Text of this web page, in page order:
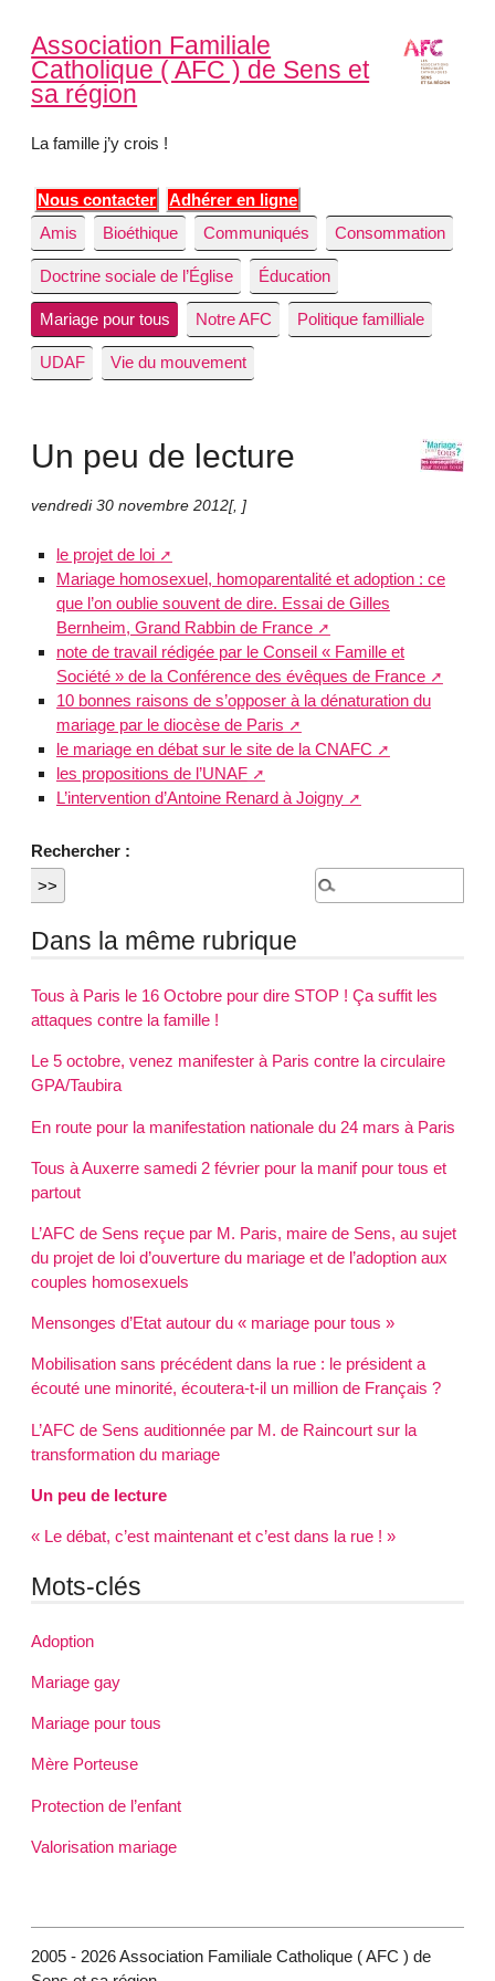
Association Familiale
Catholique ( AFC ) de Sens et
sa région
La famille j’y crois !
Nous contacter
Adhérer en ligne
Amis
Bioéthique Communiqués Consommation
Doctrine sociale de l’Église Éducation
Mariage pour tous Notre AFC Politique familliale
UDAF Vie du mouvement
Un peu de lecture
vendredi 30 novembre 2012[, ]
le projet de loi
Mariage homosexuel, homoparentalité et adoption : ce
que l’on oublie souvent de dire. Essai de Gilles
Bernheim, Grand Rabbin de France
note de travail rédigée par le Conseil « Famille et
Société » de la Conférence des évêques de France
10 bonnes raisons de s’opposer à la dénaturation du
mariage par le diocèse de Paris
le mariage en débat sur le site de la CNAFC
les propositions de l’UNAF
L’intervention d’Antoine Renard à Joigny
Rechercher :
Dans la même rubrique
Tous à Paris le 16 Octobre pour dire STOP ! Ça suffit les
attaques contre la famille !
Le 5 octobre, venez manifester à Paris contre la circulaire
GPA/Taubira
En route pour la manifestation nationale du 24 mars à Paris
Tous à Auxerre samedi 2 février pour la manif pour tous et
partout
L’AFC de Sens reçue par M. Paris, maire de Sens, au sujet
du projet de loi d’ouverture du mariage et de l’adoption aux
couples homosexuels
Mensonges d’Etat autour du « mariage pour tous »
Mobilisation sans précédent dans la rue : le président a
écouté une minorité, écoutera-t-il un million de Français ?
L’AFC de Sens auditionnée par M. de Raincourt sur la
transformation du mariage
Un peu de lecture
« Le débat, c’est maintenant et c’est dans la rue ! »
Mots-clés
Adoption
Mariage gay
Mariage pour tous
Mère Porteuse
Protection de l’enfant
Valorisation mariage
2005 - 2026 Association Familiale Catholique ( AFC ) de